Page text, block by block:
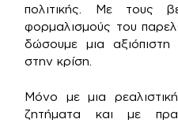
πολιτικής. Με τους
φορμαλισμούς του
δώσουμε μια
στην κρίση.
Μόνο με μια
ζητήματα και με